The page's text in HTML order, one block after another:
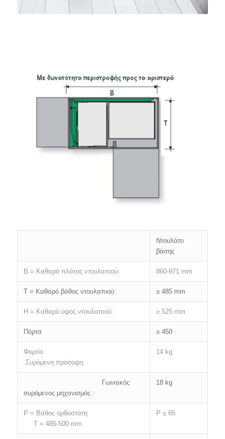
Ντουλάπι
βάσης
B = Καθαρό πλάτος ντουλαπιού: 860-971 mm
Τ = Καθαρό βάθος ντουλαπιού: ≥ 485 mm
Η = Καθαρό ύψος ντουλαπιού: ≥ 525 mm
Πόρτα ≥ 450
Φορτίο
Συρόμενη πρόσοψη:
14 kg
Γωνιακός
συρόμενος μηχανισμός :
18 kg
P = Βάθος ορθοστάτη
T = 485-500 mm
P ≤ 65